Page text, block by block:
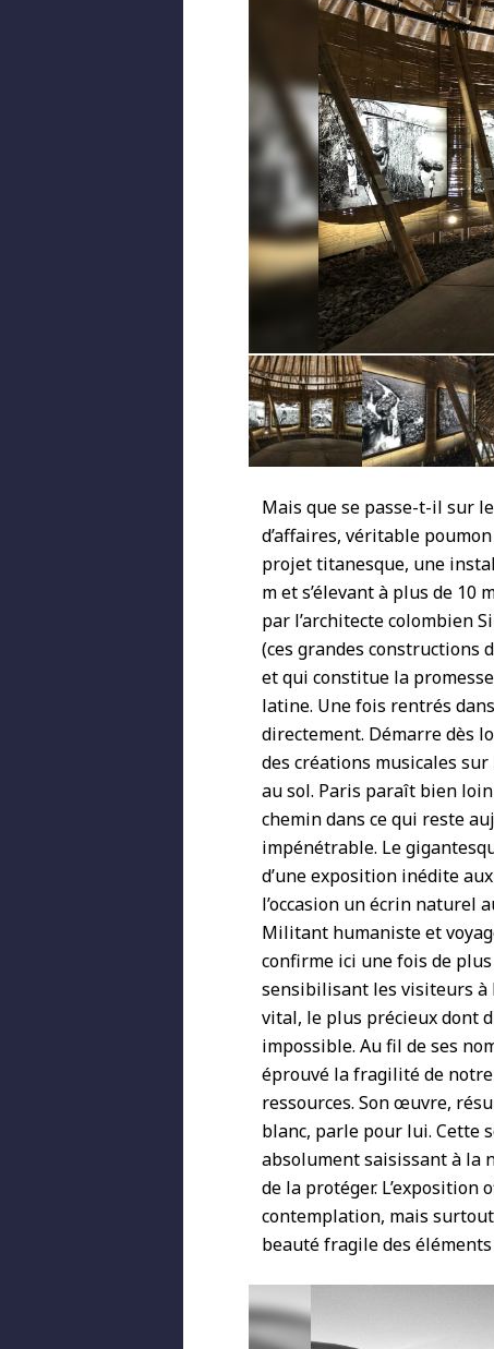
Mais que se passe-t-il sur
d’affaires, véritable
projet titanesque, une
m et s’élevant à plus de 10
par l’architecte colombien
(ces grandes constructions
et qui constitue la
latine. Une fois rentrés
directement. Démarre dès
des créations musicales sur
au sol. Paris paraît bien loin
chemin dans ce qui reste
impénétrable. Le
d’une exposition inédite
l’occasion un écrin naturel
Militant humaniste et
confirme ici une fois de
sensibilisant les visiteurs à
vital, le plus précieux dont
impossible. Au fil de ses
éprouvé la fragilité de notre
ressources. Son œuvre,
blanc, parle pour lui. Cette
absolument saisissant à la
de la protéger.
contemplation, mais
beauté fragile des